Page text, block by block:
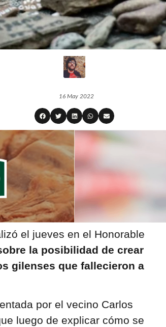
16 May 2022
el jueves en el Honorable
la posibilidad de crear
gilenses que fallecieron a
por el vecino Carlos
luego de explicar cómo se